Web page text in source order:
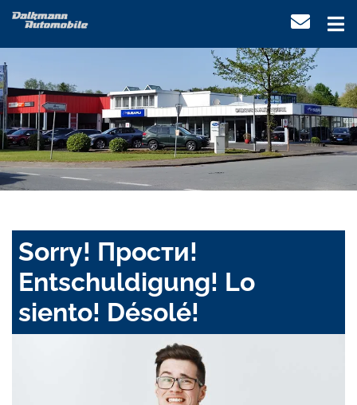
Sorry! Прости!
Entschuldigung! Lo
siento! Désolé!